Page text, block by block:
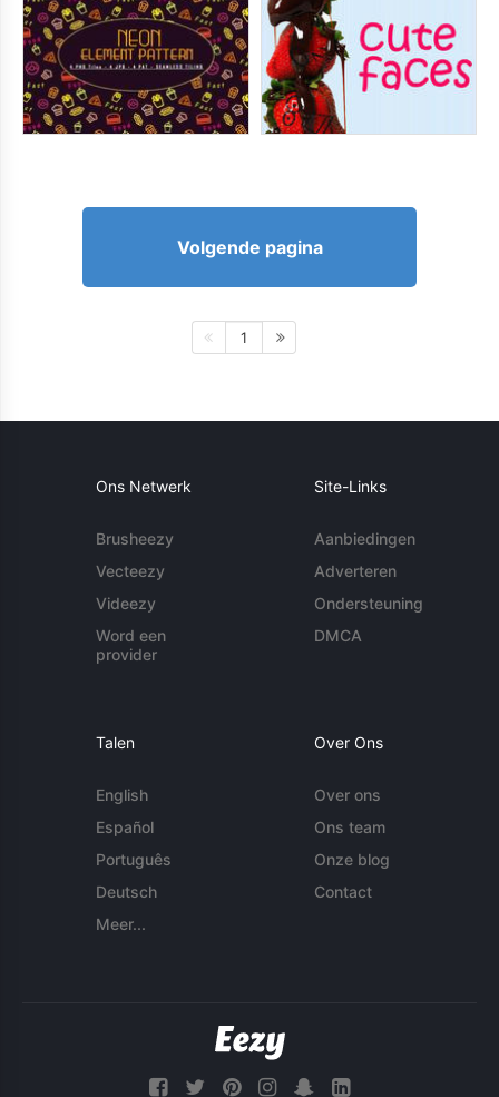
Volgende pagina
1
Ons Netwerk
Brusheezy
Vecteezy
Videezy
Word een
provider
Site-Links
Aanbiedingen
Adverteren
Ondersteuning
DMCA
Talen
English
Español
Português
Deutsch
Meer...
Over Ons
Over ons
Ons team
Onze blog
Contact